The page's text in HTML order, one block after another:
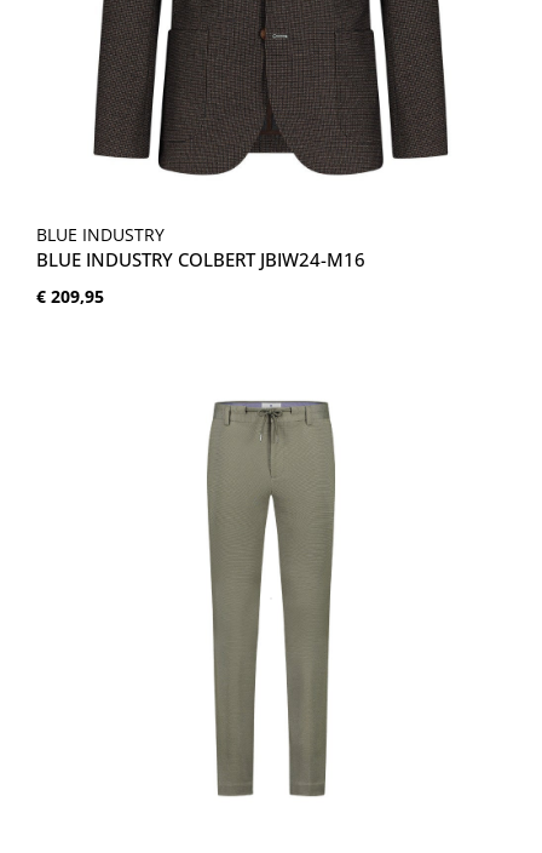
BLUE INDUSTRY
BLUE INDUSTRY COLBERT JBIW24-M16
Normale prijs:
€ 209,95